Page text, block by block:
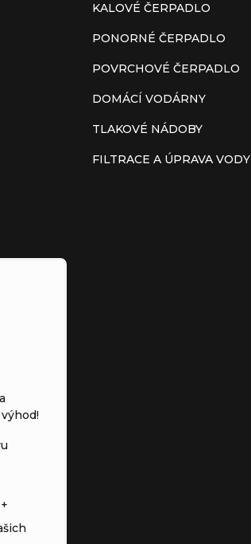
KALOVÉ ČERPADLO
PONORNÉ ČERPADLO
POVRCHOVÉ ČERPADLO
DOMÁCÍ VODÁRNY
TLAKOVÉ NÁDOBY
FILTRACE A ÚPRAVA VODY